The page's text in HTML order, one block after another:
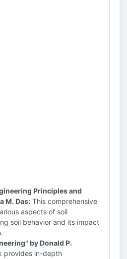
Principles and
M. Das: This comprehensive
aspects of soil
soil behavior and its impact
by Donald P.
provides in-depth